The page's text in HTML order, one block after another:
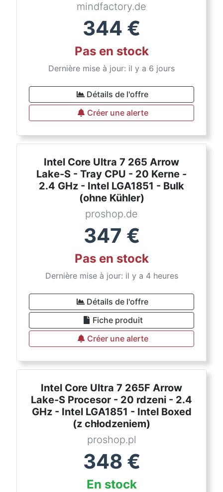
mindfactory.de
344 €
Pas en stock
Dernière mise à jour: il y a 6 jours
Détails de l'offre
Créer une alerte
Intel Core Ultra 7 265 Arrow
Lake-S - Tray CPU - 20 Kerne -
2.4 GHz - Intel LGA1851 - Bulk
(ohne Kühler)
proshop.de
347 €
Pas en stock
Dernière mise à jour: il y a 4 heures
Détails de l'offre
Fiche produit
Créer une alerte
Intel Core Ultra 7 265F Arrow
Lake-S Procesor - 20 rdzeni - 2.4
GHz - Intel LGA1851 - Intel Boxed
(z chłodzeniem)
proshop.pl
348 €
En stock